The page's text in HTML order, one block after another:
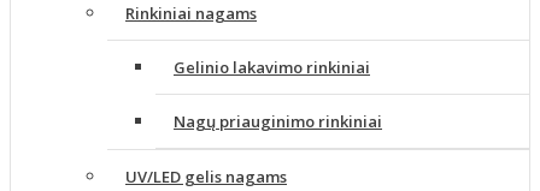
Rinkiniai nagams
Gelinio lakavimo rinkiniai
Nagų priauginimo rinkiniai
UV/LED gelis nagams